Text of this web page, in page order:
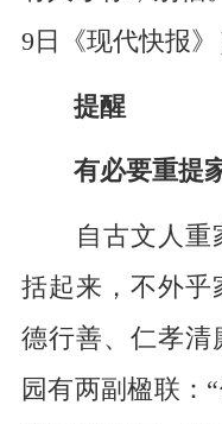
9日《现代快报》
提醒
有必要重提
自古文人重
括起来，不外乎
德行善、仁孝清
园有两副楹联：